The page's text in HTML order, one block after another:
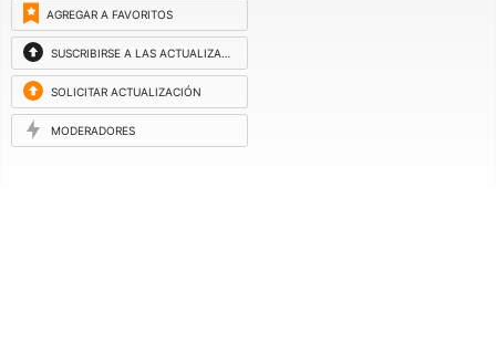
AGREGAR A FAVORITOS
SUSCRIBIRSE A LAS ACTUALIZACIONES
SOLICITAR ACTUALIZACIÓN
MODERADORES